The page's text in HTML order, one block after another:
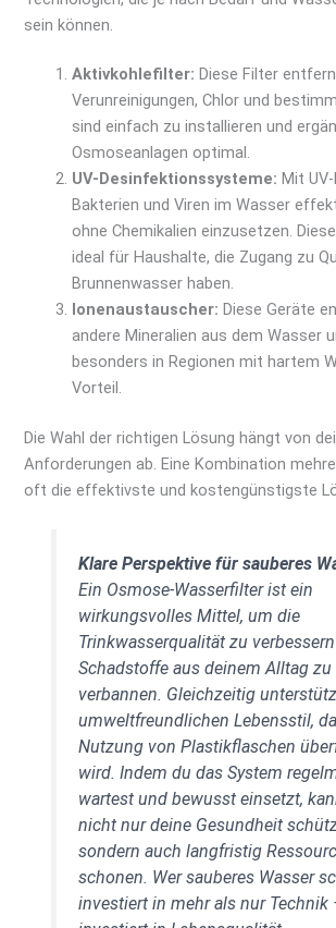
sein können.
Aktivkohlefilter: Diese Filter
Verunreinigungen, Chlor und
sind einfach zu installieren und
Osmoseanlagen optimal.
UV-Desinfektionssysteme: Mit
Bakterien und Viren im Wasser
ohne Chemikalien einzusetzen.
ideal für Haushalte, die Zugang zu
Brunnenwasser haben.
Ionenaustauscher: Diese Geräte
andere Mineralien aus dem Wasser
besonders in Regionen mit hartem
Vorteil.
Die Wahl der richtigen Lösung hängt von
Anforderungen ab. Eine Kombination
oft die effektivste und kostengünstigste
Klare Perspektive für sauberes
Ein Osmose-Wasserfilter ist ein
wirkungsvolles Mittel, um die
Trinkwasserqualität zu
Schadstoffe aus deinem Alltag zu
verbannen. Gleichzeitig
umweltfreundlichen Lebensstil,
Nutzung von Plastikflaschen
wird. Indem du das System
wartest und bewusst einsetzt,
nicht nur deine Gesundheit
sondern auch langfristig
schonen. Wer sauberes Wasser
investiert in mehr als nur Technik